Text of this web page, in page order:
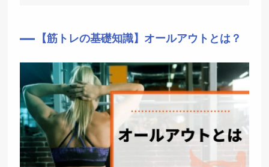
【筋トレの基礎知識】オールアウトとは？